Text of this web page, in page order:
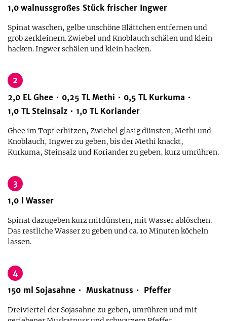
1,0 walnussgroßes Stück frischer Ingwer
Spinat waschen, gelbe unschöne Blättchen entfernen und
grob zerkleinern. Zwiebel und Knoblauch schälen und klein
hacken. Ingwer schälen und klein hacken.
2
2,0 EL Ghee 0,25 TL Methi 0,5 TL Kurkuma
1,0 TL Steinsalz 1,0 TL Koriander
Ghee im Topf erhitzen, Zwiebel glasig dünsten, Methi und
Knoblauch, Ingwer zu geben, bis der Methi knackt,
Kurkuma, Steinsalz und Koriander zu geben, kurz umrühren.
3
1,0
Wasser
Spinat dazugeben kurz mitdünsten, mit Wasser ablöschen.
Das restliche Wasser zu geben und ca. 10 Minuten köcheln
lassen.
4
150 ml Sojasahne Muskatnuss Pfeffer
Dreiviertel der Sojasahne zu geben, umrühren und mit